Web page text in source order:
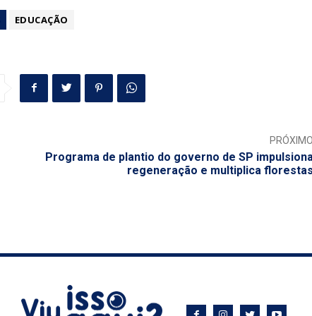
EDUCAÇÃO
PRÓXIMO
Programa de plantio do governo de SP
regeneração e multiplica florestas